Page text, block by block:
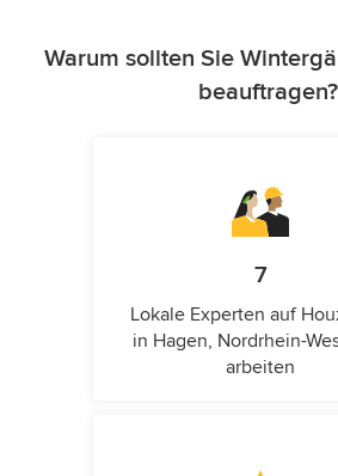
Warum sollten Sie
beauftragen?
7
Lokale Experten auf
in Hagen, Nordrhein-
arbeiten